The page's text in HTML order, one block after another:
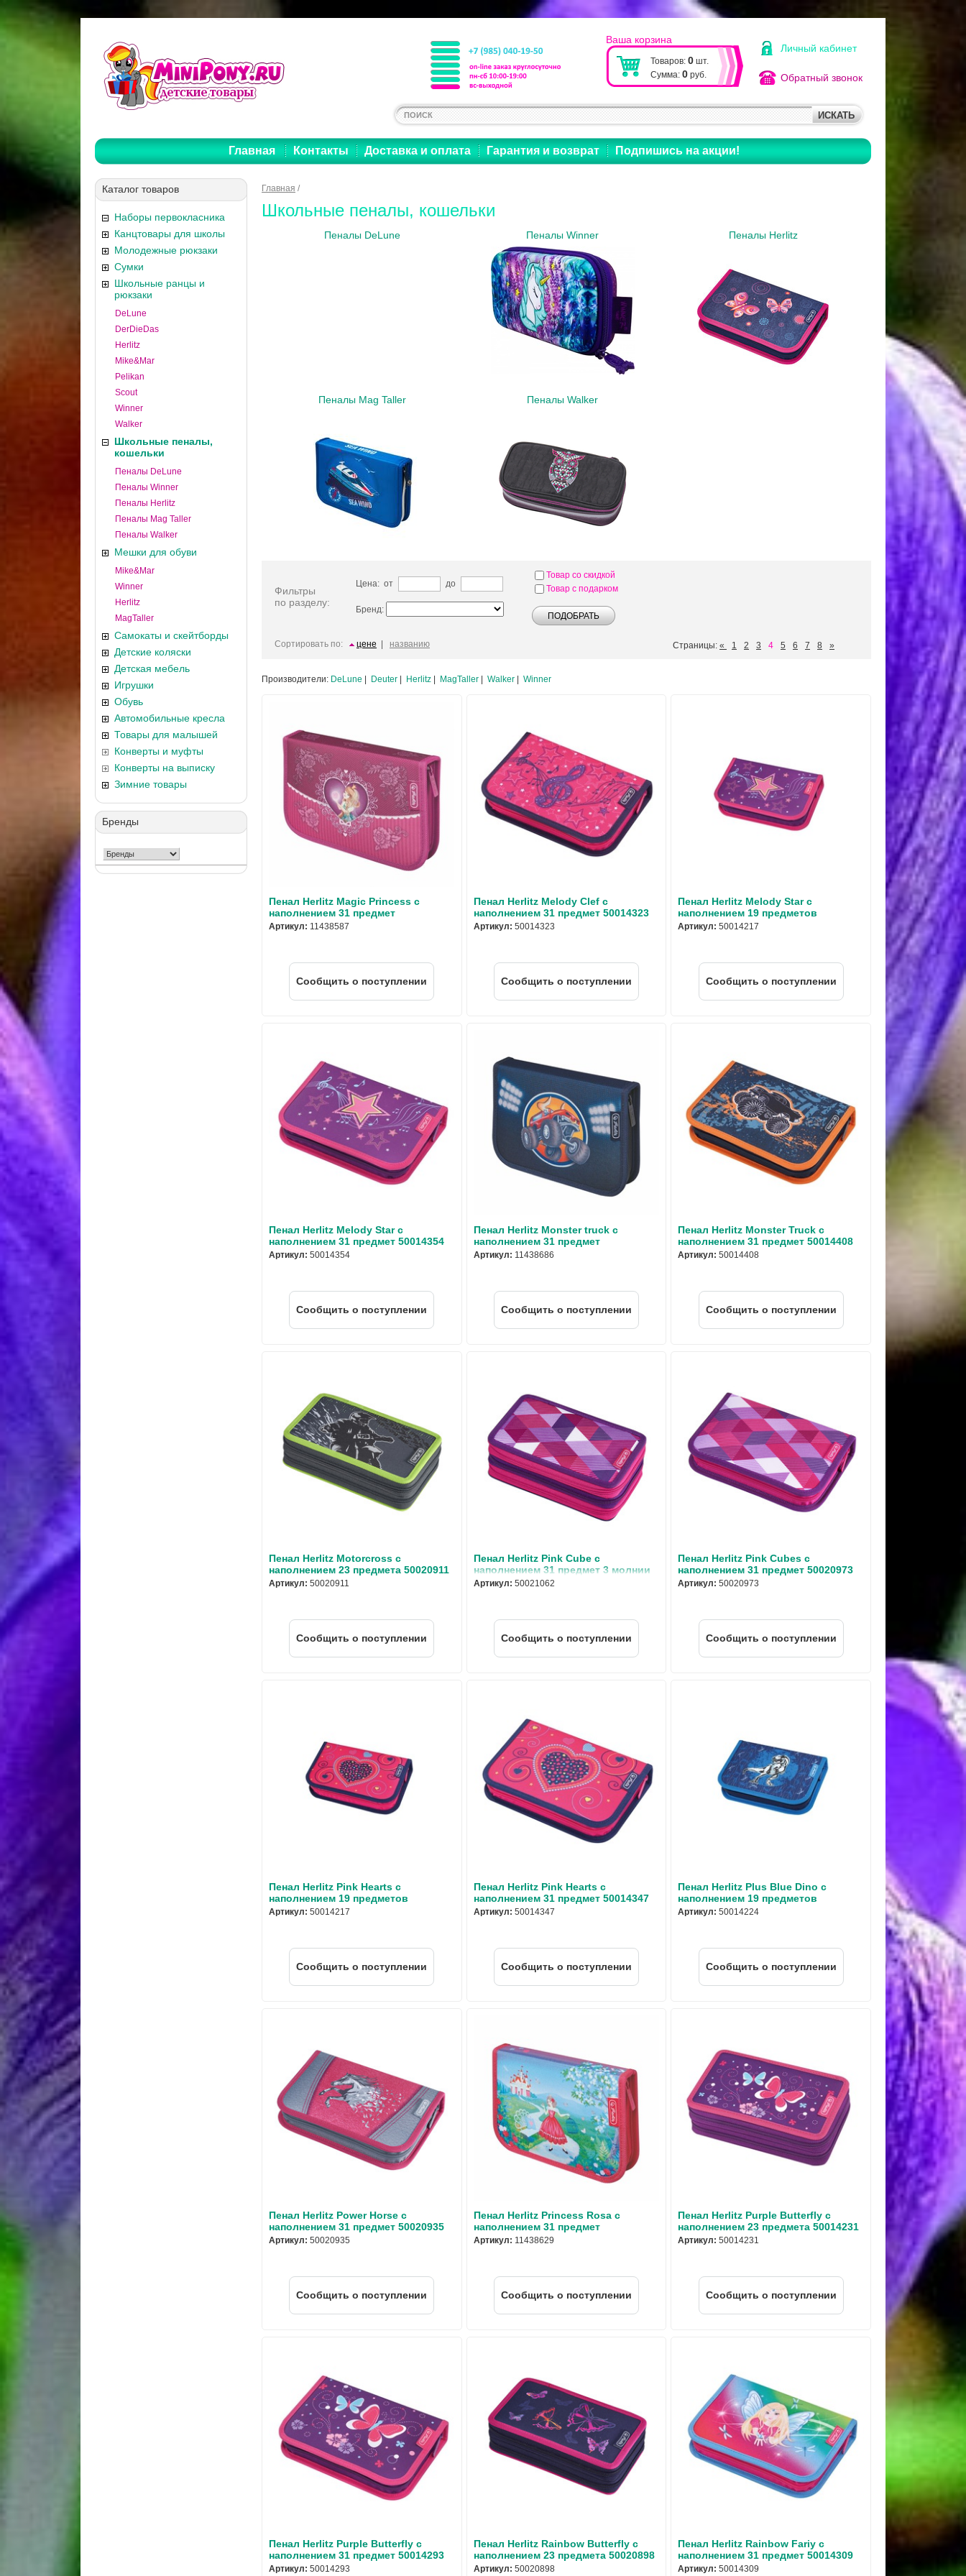
Личный кабинет
Обратный звонок
Ваша корзина
Товаров: 0 шт.
Сумма: 0 руб.
Главная Контакты Доставка и оплата Гарантия и возврат Подпишись на акции!
Каталог товаров
Наборы первокласника
Канцтовары для школы
Молодежные рюкзаки
Сумки
Школьные ранцы и
рюкзаки
DeLune
DerDieDas
Herlitz
Mike&Mar
Pelikan
Scout
Winner
Walker
Школьные пеналы,
кошельки
Пеналы DeLune
Пеналы Winner
Пеналы Herlitz
Пеналы Mag Taller
Пеналы Walker
Мешки для обуви
Mike&Mar
Winner
Herlitz
MagTaller
Самокаты и скейтборды
Детские коляски
Детская мебель
Игрушки
Обувь
Автомобильные кресла
Товары для малышей
Конверты и муфты
Конверты на выписку
Зимние товары
Бренды
Главная /
Школьные пеналы, кошельки
Пеналы DeLune Пеналы Winner Пеналы Herlitz
Пеналы Mag Taller Пеналы Walker
Фильтры
по разделу:
Цена: от до
Бренд:
Товар со скидкой
Товар с подарком
Сортировать по: цене названию Страницы: « 1 2 3 4 5 6 7 8 »
Производители: DeLune Deuter Herlitz MagTaller Walker Winner
Пенал Herlitz Magic Princess с
наполнением 31 предмет
Артикул: 11438587
Cообщить о поступлении
Пенал Herlitz Melody Clef с
наполнением 31 предмет 50014323
Артикул: 50014323
Cообщить о поступлении
Пенал Herlitz Melody Star с
наполнением 19 предметов
Артикул: 50014217
Cообщить о поступлении
Пенал Herlitz Melody Star с
наполнением 31 предмет 50014354
Артикул: 50014354
Cообщить о поступлении
Пенал Herlitz Monster truck с
наполнением 31 предмет
Артикул: 11438686
Cообщить о поступлении
Пенал Herlitz Monster Truck с
наполнением 31 предмет 50014408
Артикул: 50014408
Cообщить о поступлении
Пенал Herlitz Motorcross с
наполнением 23 предмета 50020911
Артикул: 50020911
Cообщить о поступлении
Пенал Herlitz Pink Cube с
наполнением 31 предмет 3 молнии
50021062
Артикул: 50021062
Cообщить о поступлении
Пенал Herlitz Pink Cubes с
наполнением 31 предмет 50020973
Артикул: 50020973
Cообщить о поступлении
Пенал Herlitz Pink Hearts с
наполнением 19 предметов
Артикул: 50014217
Cообщить о поступлении
Пенал Herlitz Pink Hearts с
наполнением 31 предмет 50014347
Артикул: 50014347
Cообщить о поступлении
Пенал Herlitz Plus Blue Dino с
наполнением 19 предметов
Артикул: 50014224
Cообщить о поступлении
Пенал Herlitz Power Horse с
наполнением 31 предмет 50020935
Артикул: 50020935
Cообщить о поступлении
Пенал Herlitz Princess Rosa с
наполнением 31 предмет
Артикул: 11438629
Cообщить о поступлении
Пенал Herlitz Purple Butterfly с
наполнением 23 предмета 50014231
Артикул: 50014231
Cообщить о поступлении
Пенал Herlitz Purple Butterfly с
наполнением 31 предмет 50014293
Артикул: 50014293
Пенал Herlitz Rainbow Butterfly с
наполнением 23 предмета 50020898
Артикул: 50020898
Пенал Herlitz Rainbow Fariy с
наполнением 31 предмет 50014309
Артикул: 50014309